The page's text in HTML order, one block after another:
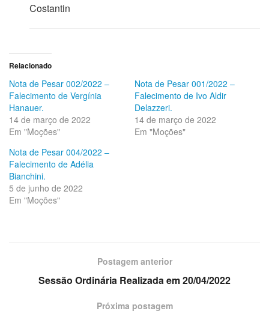
Costantin
Relacionado
Nota de Pesar 002/2022 –
Falecimento de Vergínia
Hanauer.
14 de março de 2022
Em "Moções"
Nota de Pesar 001/2022 –
Falecimento de Ivo Aldir
Delazzeri.
14 de março de 2022
Em "Moções"
Nota de Pesar 004/2022 –
Falecimento de Adélia
Bianchini.
5 de junho de 2022
Em "Moções"
Postagem anterior
Sessão Ordinária Realizada em 20/04/2022
Próxima postagem